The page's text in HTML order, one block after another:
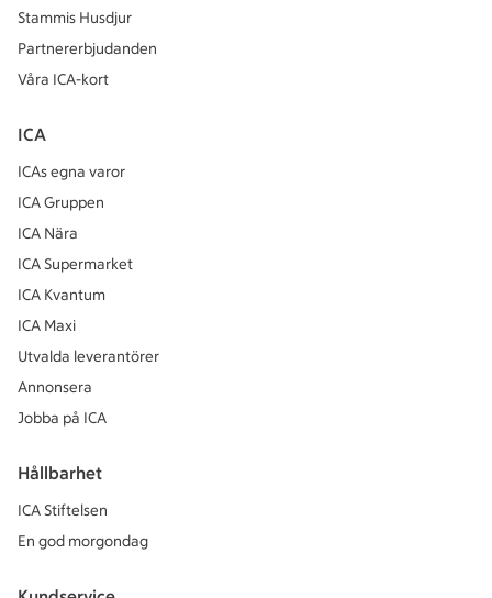
Stammis Husdjur
Partnererbjudanden
Våra ICA-kort
ICA
ICAs egna varor
ICA Gruppen
ICA Nära
ICA Supermarket
ICA Kvantum
ICA Maxi
Utvalda leverantörer
Annonsera
Jobba på ICA
Hållbarhet
ICA Stiftelsen
En god morgondag